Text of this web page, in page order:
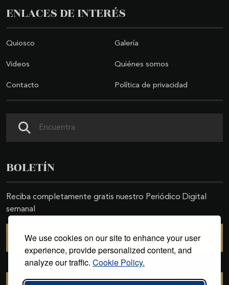
We use cookies on our site to enhance your user
experience, provide personalized content, and
analyze our traffic. Cookie Policy.
ENLACES DE INTERÉS
Quiosco Galería
Videos Quiénes somos
Contacto Política de privacidad
BOLETÍN
Reciba completamente gratis nuestro Periódico Digital
semanal
SUSCRIBIRSE